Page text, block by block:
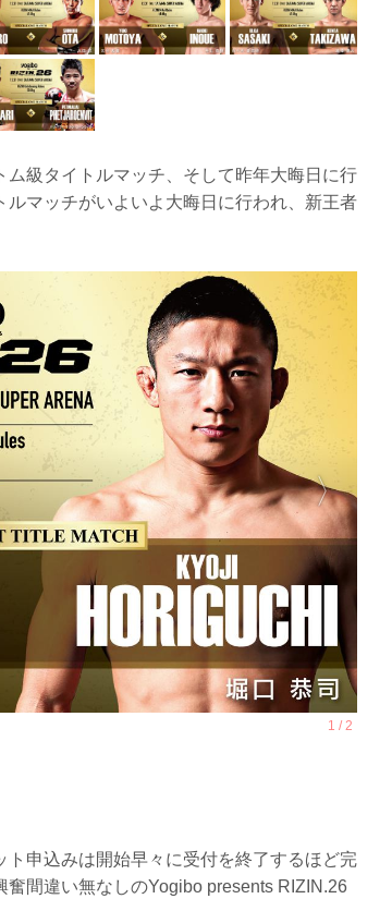
級タイトルマッチ、そして昨年大晦日に行
マッチがいよいよ大晦日に行われ、新王者
申込みは開始早々に受付を終了するほど完
間違い無なしのYogibo presents RIZIN.26